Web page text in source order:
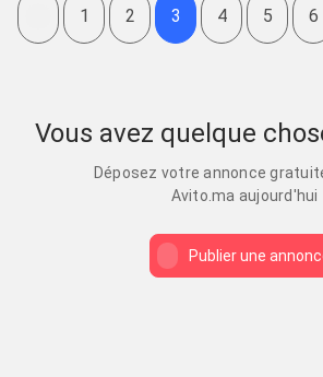
1 2 3 4 5 6
Vous avez quelque
Déposez votre annonce
Avito.ma aujourd'hui
Publier une